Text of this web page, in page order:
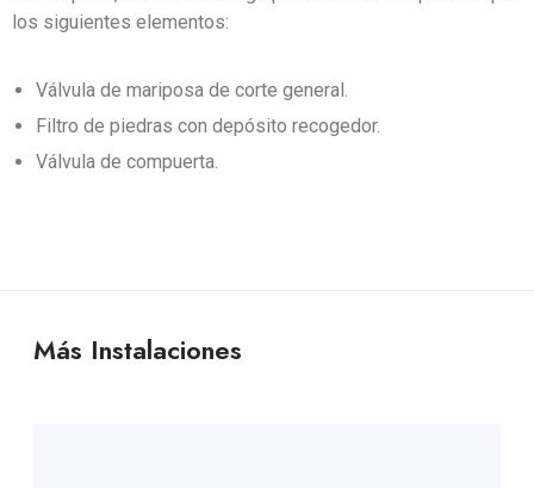
los siguientes elementos:
Válvula de mariposa de corte general.
Filtro de piedras con depósito recogedor.
Válvula de compuerta.
Más Instalaciones